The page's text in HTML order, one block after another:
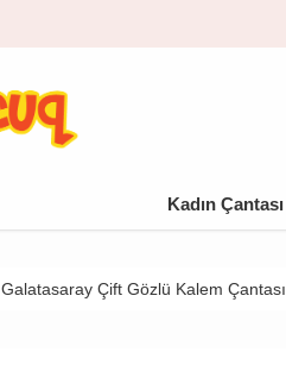
Kadın Çantası
Galatasaray Çift Gözlü Kalem Çantası